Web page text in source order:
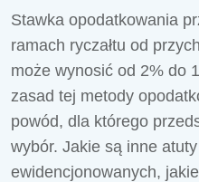
Stawka opodatkowania
ramach ryczałtu od
może wynosić od 2% do
zasad tej metody
powód, dla którego
wybór. Jakie są inne
ewidencjonowanych,